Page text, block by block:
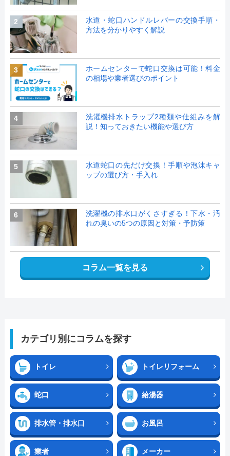
2
水道・蛇口ハンドルレバーの交換手順・
方法を分かりやすく解説
3
ホームセンターで蛇口交換は可能！料金
の相場や業者選びのポイント
4
洗濯機排水トラップ2種類や仕組みを解
説！知っておきたい機能や選び方
5
水道蛇口の先だけ交換！手順や泡沫キャ
ップの選び方・手入れ
6
洗濯機の排水口がくさすぎる！下水・汚
れの臭いの5つの原因と対策・予防策
コラム一覧を見る
カテゴリ別にコラムを探す
トイレ トイレリフォーム
蛇口 給湯器
排水管・排水口 お風呂
業者 メーカー